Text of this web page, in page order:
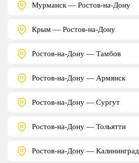
Мурманск — Ростов-на-Дону
Крым — Ростов-на-Дону
Ростов-на-Дону — Тамбов
Ростов-на-Дону — Армянск
Ростов-на-Дону — Сургут
Ростов-на-Дону — Тольятти
Ростов-на-Дону — Калининград